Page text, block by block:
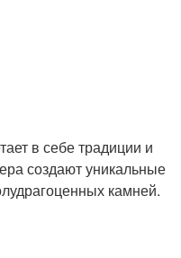
в себе традиции и
создают уникальные
камней.